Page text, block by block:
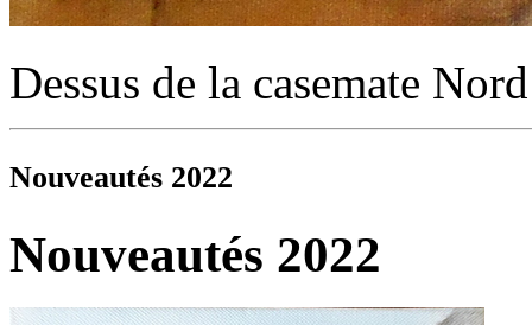
Dessus de la casemate
Nouveautés 2022
Nouveautés 2022